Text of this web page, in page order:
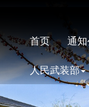
首页 通
人民武装部